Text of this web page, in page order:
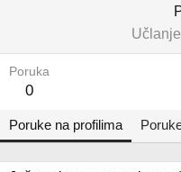
Poruka
0
Poruke na profilima